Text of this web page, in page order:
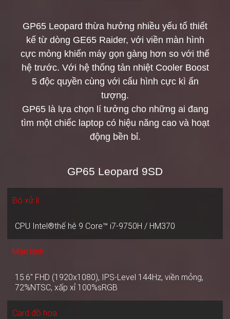
GP65 Leopard thừa hưởng nhiều yếu tố thiết
kế từ dòng GE65 Raider, với viền màn hình
cực mỏng khiến máy gọn gàng hơn so với thế
hệ trước. Với hệ thống tản nhiệt Cooler Boost
5 độc quyền cùng với cấu hình cực kì ấn
tượng.
GP65 là lựa chọn lí tưởng cho những ai đang
tìm một chiếc laptop có hiệu năng cao và hoạt
động bền bỉ.
GP65 Leopard 9SD
Bộ xử lí
CPU Intel®thế hệ 9 Core™ i7-9750H / HM370
Màn hình
15.6" FHD (1920x1080), IPS-Level 144Hz, viền mỏng,
72%NTSC, xấp xỉ 100%sRGB
Card đồ họa